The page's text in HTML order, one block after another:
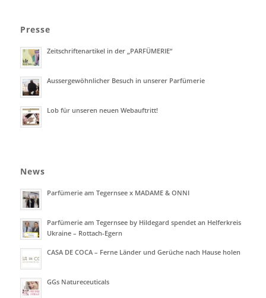
Presse
Zeitschriftenartikel in der „PARFÜMERIE“
Aussergewöhnlicher Besuch in unserer Parfümerie
Lob für unseren neuen Webauftritt!
News
Parfümerie am Tegernsee x MADAME & ONNI
Parfümerie am Tegernsee by Hildegard spendet an Helferkreis
Ukraine – Rottach-Egern
CASA DE COCA – Ferne Länder und Gerüche nach Hause holen
GGs Natureceuticals